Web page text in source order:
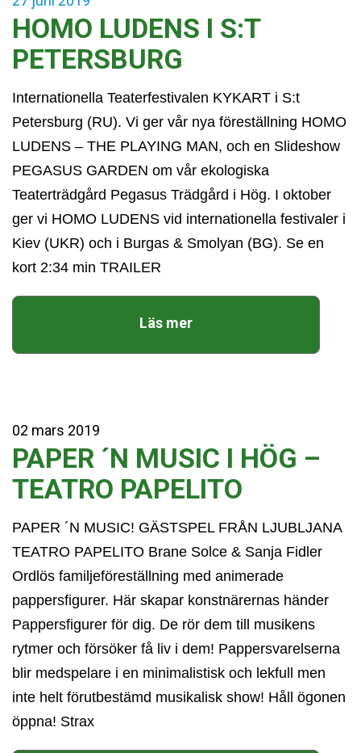
HOMO LUDENS I S:T
PETERSBURG
Internationella Teaterfestivalen KYKART i S:t
Petersburg (RU). Vi ger vår nya föreställning HOMO
LUDENS – THE PLAYING MAN, och en Slideshow
PEGASUS GARDEN om vår ekologiska
Teaterträdgård Pegasus Trädgård i Hög. I oktober
ger vi HOMO LUDENS vid internationella festivaler i
Kiev (UKR) och i Burgas & Smolyan (BG). Se en
kort 2:34 min TRAILER
Läs mer
02 mars 2019
PAPER ´N MUSIC I HÖG –
TEATRO PAPELITO
PAPER ´N MUSIC! GÄSTSPEL FRÅN LJUBLJANA
TEATRO PAPELITO Brane Solce & Sanja Fidler
Ordlös familjeföreställning med animerade
pappersfigurer. Här skapar konstnärernas händer
Pappersfigurer för dig. De rör dem till musikens
rytmer och försöker få liv i dem! Pappersvarelserna
blir medspelare i en minimalistisk och lekfull men
inte helt förutbestämd musikalisk show! Håll ögonen
öppna! Strax